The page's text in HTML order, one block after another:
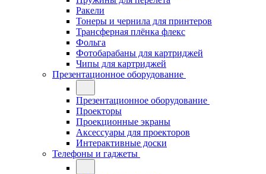
Ракели
Тонеры и чернила для принтеров
Трансферная плёнка флекс
Фольга
Фотобарабаны для картриджей
Чипы для картриджей
Презентационное оборудование
Презентационное оборудование
Проекторы
Проекционные экраны
Аксессуары для проекторов
Интерактивные доски
Телефоны и гаджеты